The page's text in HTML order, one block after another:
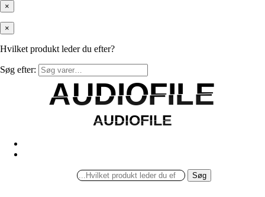
×
×
Hvilket produkt leder du efter?
Søg efter:
AUDIOFILE
AUDIOFILE
AUDIOFILE
AUDIOFILE
Søg